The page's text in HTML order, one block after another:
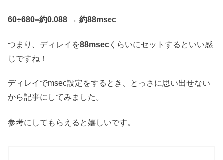
60÷680=約0.088 → 約88msec
つまり、ディレイを88msec くらいにセットするといい感
じですね！
ディレイでmsec設定をするとき、とっさに思い出せない
から記事にしてみました。
参考にしてもらえると嬉しいです。